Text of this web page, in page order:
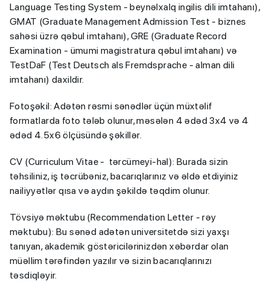
Language Testing System - beynəlxalq ingilis dili imtahanı),
GMAT (Graduate Management Admission Test - biznes
sahəsi üzrə qəbul imtahanı), GRE (Graduate Record
Examination - ümumi magistratura qəbul imtahanı) və
TestDaF (Test Deutsch als Fremdsprache - alman dili
imtahanı) daxildir.
Fotoşəkil: Adətən rəsmi sənədlər üçün müxtəlif
formatlarda foto tələb olunur, məsələn 4 ədəd 3x4 və 4
ədəd 4.5x6 ölçüsündə şəkillər.
CV (Curriculum Vitae - tərcümeyi-hal): Burada sizin
təhsiliniz, iş təcrübəniz, bacarıqlarınız və əldə etdiyiniz
nailiyyətlər qısa və aydın şəkildə təqdim olunur.
Tövsiyə məktubu (Recommendation Letter - rəy
məktubu): Bu sənəd adətən universitetdə sizi yaxşı
tanıyan, akademik göstəricilərinizdən xəbərdar olan
müəllim tərəfindən yazılır və sizin bacarıqlarınızı
təsdiqləyir.